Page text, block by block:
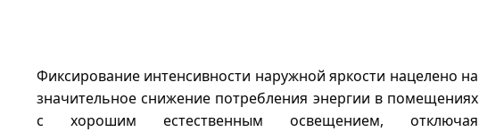
Фиксирование интенсивности наружной яркости нацелено на
значительное снижение потребления энергии в помещениях
с хорошим естественным освещением, отключая